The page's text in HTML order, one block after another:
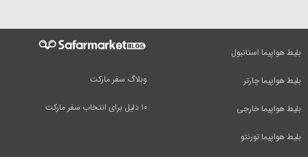
وبلاگ سفر مارکت
۱۰ دلیل برای انتخاب سفر مارکت
بلیط هواپیما استانبول
بلیط هواپیما چارتر
بلیط هواپیما خارجی
بلیط هواپیما تورنتو